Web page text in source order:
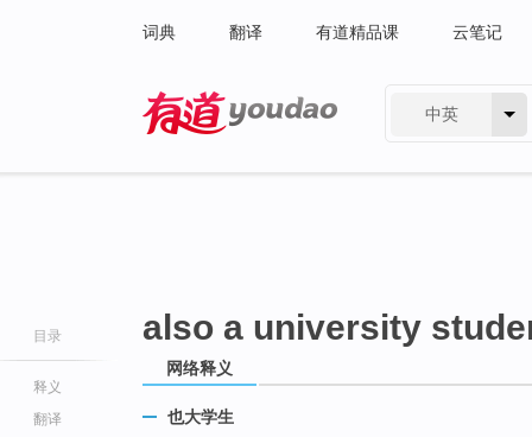
词典 翻译 有道精品课 云笔记
中英
目录
释义
翻译
also a university
网络释义
也大学生